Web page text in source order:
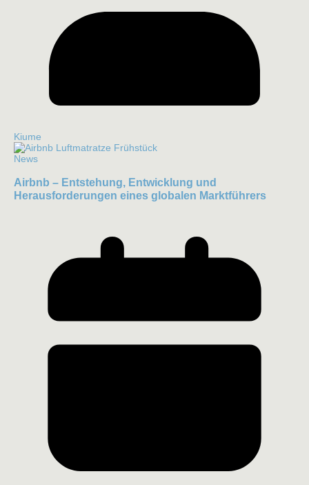
Kiume
News
Airbnb – Entstehung, Entwicklung und
Herausforderungen eines globalen Marktführers